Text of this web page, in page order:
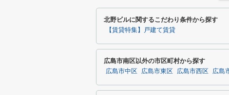
北野ビルに関するこだわり条件から探す
【賃貸特集】戸建て賃貸
広島市南区以外の市区町村から探す
広島市中区 広島市東区 広島市西区 広島